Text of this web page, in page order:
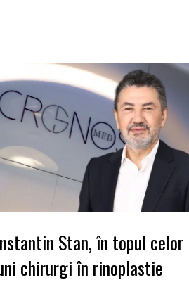
Stan, în topul celor
chirurgi în rinoplastie